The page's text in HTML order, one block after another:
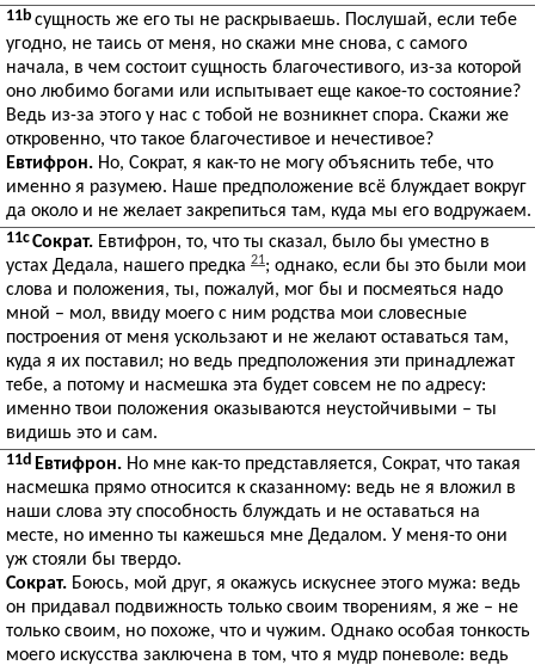
11b сущность же его ты не раскрываешь. Послушай, если тебе
угодно, не таись от меня, но скажи мне снова, с самого
начала, в чем состоит сущность благочестивого, из-за которой
оно любимо богами или испытывает еще какое-то состояние?
Ведь из-за этого у нас с тобой не возникнет спора. Скажи же
откровенно, что такое благочестивое и нечестивое?
Евтифрон. Но, Сократ, я как-то не могу объяснить тебе, что
именно я разумею. Наше предположение всё блуждает вокруг
да около и не желает закрепиться там, куда мы его водружаем.
11cСократ. Евтифрон, то, что ты сказал, было бы уместно в
устах Дедала, нашего предка 21; однако, если бы это были мои
слова и положения, ты, пожалуй, мог бы и посмеяться надо
мной – мол, ввиду моего с ним родства мои словесные
построения от меня ускользают и не желают оставаться там,
куда я их поставил; но ведь предположения эти принадлежат
тебе, а потому и насмешка эта будет совсем не по адресу:
именно твои положения оказываются неустойчивыми – ты
видишь это и сам.
11d Евтифрон. Но мне как-то представляется, Сократ, что такая
насмешка прямо относится к сказанному: ведь не я вложил в
наши слова эту способность блуждать и не оставаться на
месте, но именно ты кажешься мне Дедалом. У меня-то они
уж стояли бы твердо.
Сократ. Боюсь, мой друг, я окажусь искуснее этого мужа: ведь
он придавал подвижность только своим творениям, я же – не
только своим, но похоже, что и чужим. Однако особая тонкость
моего искусства заключена в том, что я мудр поневоле: ведь